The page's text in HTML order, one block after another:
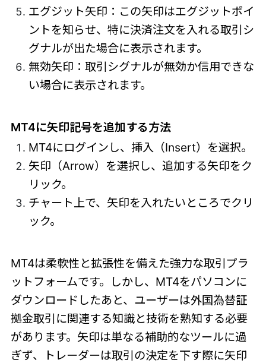
エグジット矢印：この矢印はエグジットポイ
ントを知らせ、特に決済注文を入れる取引シ
グナルが出た場合に表示されます。
無効矢印：取引シグナルが無効か信用できな
い場合に表示されます。
MT4に矢印記号を追加する方法
MT4にログインし、挿入（Insert）を選択。
矢印（Arrow）を選択し、追加する矢印をク
リック。
チャート上で、矢印を入れたいところでクリ
ック。
MT4は柔軟性と拡張性を備えた強力な取引プラ
ットフォームです。しかし、MT4をパソコンに
ダウンロードしたあと、ユーザーは外国為替証
拠金取引に関連する知識と技術を熟知する必要
があります。矢印は単なる補助的なツールに過
ぎず、トレーダーは取引の決定を下す際に矢印